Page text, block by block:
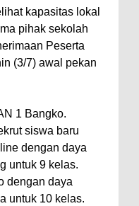
kapasitas lokal
pihak sekolah
Peserta
(3/7) awal pekan
1 Bangko.
siswa baru
dengan daya
untuk 9 kelas.
dengan daya
untuk 10 kelas.